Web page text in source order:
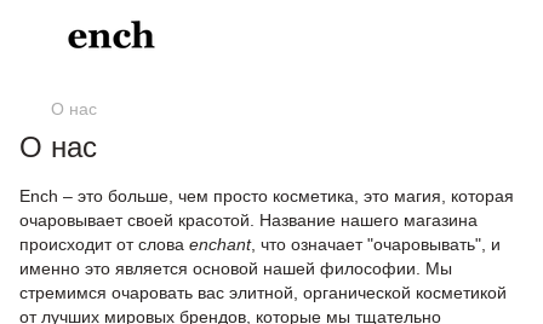
О нас
О нас
Ench – это больше, чем просто косметика, это магия, которая
очаровывает своей красотой. Название нашего магазина
происходит от слова enchant, что означает "очаровывать", и
именно это является основой нашей философии. Мы
стремимся очаровать вас элитной, органической косметикой
от лучших мировых брендов, которые мы тщательно